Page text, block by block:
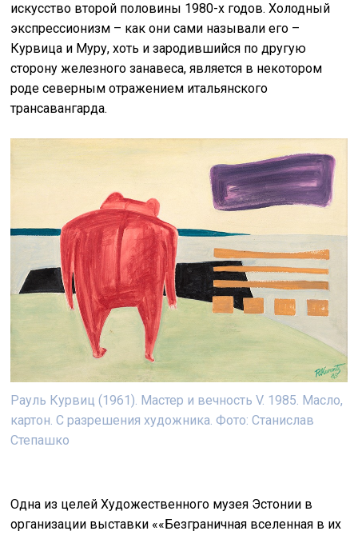
искусство второй половины 1980-х годов. Холодный
экспрессионизм – как они сами называли его –
Курвица и Муру, хоть и зародившийся по другую
сторону железного занавеса, является в некотором
роде северным отражением итальянского
трансавангарда.
Рауль Курвиц (1961). Мастер и вечность V. 1985. Масло,
картон. С разрешения художника. Фото: Станислав
Степашко
Одна из целей Художественного музея Эстонии в
организации выставки ««Безграничная вселенная в их